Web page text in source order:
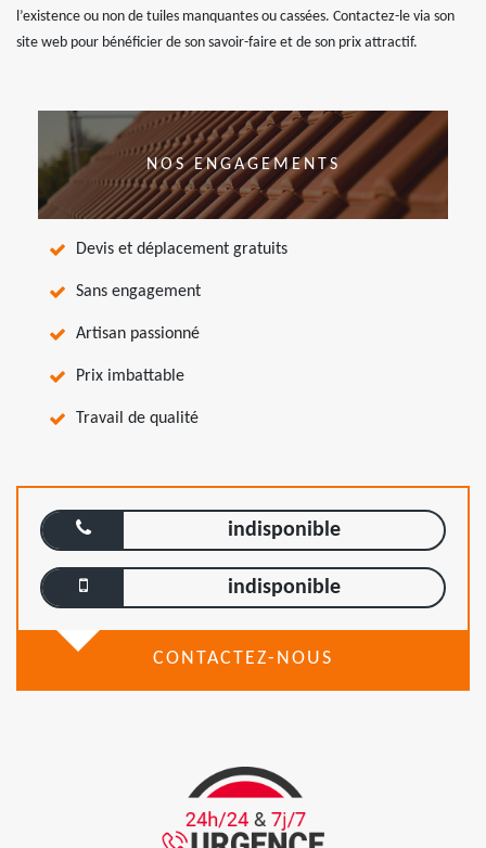
l’existence ou non de tuiles manquantes ou cassées. Contactez-le via son
site web pour bénéficier de son savoir-faire et de son prix attractif.
NOS ENGAGEMENTS
Devis et déplacement gratuits
Sans engagement
Artisan passionné
Prix imbattable
Travail de qualité
indisponible
indisponible
CONTACTEZ-NOUS